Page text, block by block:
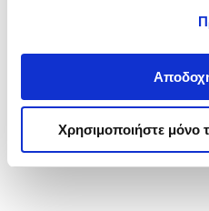
Χρησιμοποιήστε μόνο